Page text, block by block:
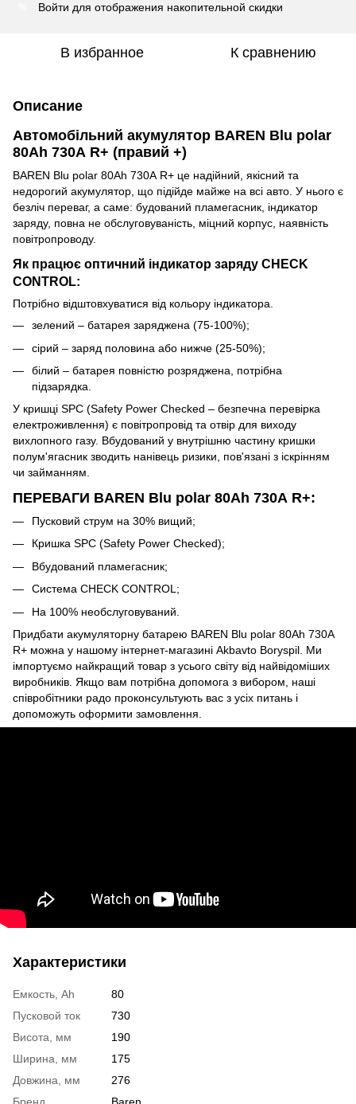
Войти для отображения накопительной скидки
В избранное К сравнению
Описание
Автомобільний акумулятор BAREN Blu polar
80Аh 730А R+ (правий +)
BAREN Blu polar 80Аh 730А R+ це надійний, якісний та
недорогий акумулятор, що підійде майже на всі авто. У нього є
безліч переваг, а саме: будований пламегасник, індикатор
заряду, повна не обслуговуваність, міцний корпус, наявність
повітропроводу.
Як працює оптичний індикатор заряду CHECK
CONTROL:
Потрібно відштовхуватися від кольору індикатора.
зелений – батарея заряджена (75-100%);
сірий – заряд половина або нижче (25-50%);
білий – батарея повністю розряджена, потрібна
підзарядка.
У кришці SPC (Safety Power Checked – безпечна перевірка
електроживлення) є повітропровід та отвір для виходу
вихлопного газу. Вбудований у внутрішню частину кришки
полум'ягасник зводить нанівець ризики, пов'язані з іскрінням
чи займанням.
ПЕРЕВАГИ BAREN Blu polar 80Аh 730А R+:
Пусковий струм на 30% вищий;
Кришка SPC (Safety Power Checked);
Вбудований пламегасник;
Система CHECK CONTROL;
На 100% необслуговуваний.
Придбати акумуляторну батарею BAREN Blu polar 80Аh 730А
R+ можна у нашому інтернет-магазині Akbavto Boryspil. Ми
імпортуємо найкращий товар з усього світу від найвідоміших
виробників. Якщо вам потрібна допомога з вибором, наші
співробітники радо проконсультують вас з усіх питань і
допоможуть оформити замовлення.
Характеристики
Емкость, Ah
80
Пусковой ток
730
Висота, мм
190
Ширина, мм
175
Довжина, мм
276